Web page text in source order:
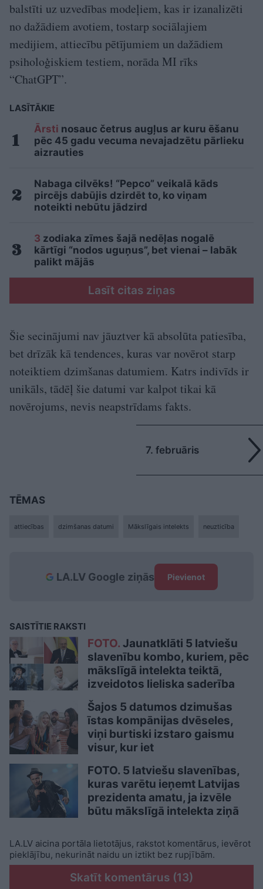
balstīti uz uzvedības modeļiem, kas ir izanalizēti
no dažādiem avotiem, tostarp sociālajiem
medijiem, attiecību pētījumiem un dažādiem
psiholoģiskiem testiem, norāda MI rīks
“ChatGPT”.
LASĪTĀKIE
Ārsti nosauc četrus augļus ar kuru ēšanu
pēc 45 gadu vecuma nevajadzētu pārlieku
aizrauties
Nabaga cilvēks! “Pepco” veikalā kāds
pircējs dabūjis dzirdēt to, ko viņam
noteikti nebūtu jādzird
3 zodiaka zīmes šajā nedēļas nogalē
kārtīgi “nodos uguņus”, bet vienai – labāk
palikt mājās
Lasīt citas ziņas
Šie secinājumi nav jāuztver kā absolūta patiesība,
bet drīzāk kā tendences, kuras var novērot starp
noteiktiem dzimšanas datumiem. Katrs indivīds ir
unikāls, tādēļ šie datumi var kalpot tikai kā
novērojums, nevis neapstrīdams fakts.
7. februāris
TĒMAS
attiecības dzimšanas datumi Mākslīgais intelekts neuzticība
LA.LV Google ziņās Pievienot
SAISTĪTIE RAKSTI
FOTO. Jaunatklāti 5 latviešu
slavenību kombo, kuriem, pēc
mākslīgā intelekta teiktā,
izveidotos lieliska saderība
Šajos 5 datumos dzimušas
īstas kompānijas dvēseles,
viņi burtiski izstaro gaismu
visur, kur iet
FOTO. 5 latviešu slavenības,
kuras varētu ieņemt Latvijas
prezidenta amatu, ja izvēle
būtu mākslīgā intelekta ziņā
LA.LV aicina portāla lietotājus, rakstot komentārus, ievērot
pieklājību, nekurināt naidu un iztikt bez rupjībām.
Skatīt komentārus (13)